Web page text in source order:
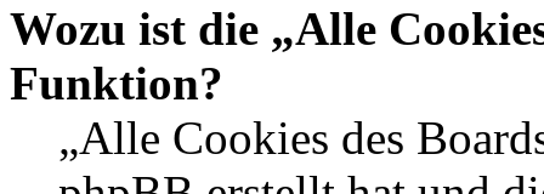
Wozu ist die „Alle
Funktion?
„Alle Cookies des